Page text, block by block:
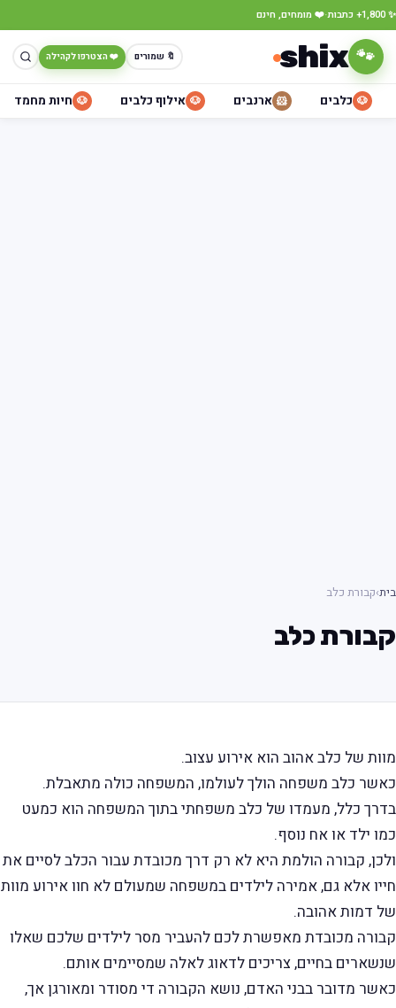
✨ 1,800+ כתבות ·❤️ מומחים, חינם
🐾
shix 🔖 שמורים ❤️ הצטרפו לקהילה
🐶 כלבים 🐹 ארנבים 🐶 אילוף כלבים 🐶 חיות מחמד
בית›קבורת כלב
קבורת כלב
מוות של כלב אהוב הוא אירוע עצוב.
כאשר כלב משפחה הולך לעולמו, המשפחה כולה מתאבלת.
בדרך כלל, מעמדו של כלב משפחתי בתוך המשפחה הוא כמעט
כמו ילד או אח נוסף.
ולכן, קבורה הולמת היא לא רק דרך מכובדת עבור הכלב לסיים את
חייו אלא גם, אמירה לילדים במשפחה שמעולם לא חוו אירוע מוות
של דמות אהובה.
קבורה מכובדת מאפשרת לכם להעביר מסר לילדים שלכם שאלו
שנשארים בחיים, צריכים לדאוג לאלה שמסיימים אותם.
כאשר מדובר בבני האדם, נושא הקבורה די מסודר ומאורגן אך,